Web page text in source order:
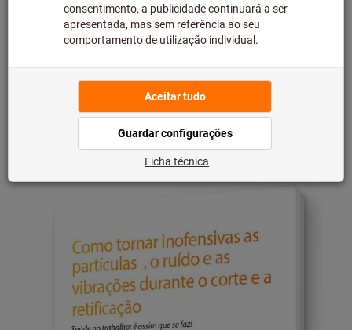
Depois de se inscrever, pode
descarregar o livro branco
gratuitamente diretamente na página de